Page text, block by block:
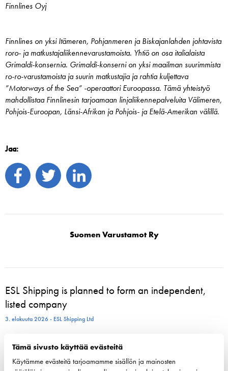
Tämä sivusto käyttää evästeitä
Käytämme evästeitä tarjoamamme sisällön ja mainosten
Finnlines Oyj
Finnlines on yksi Itämeren, Pohjanmeren ja Biskajanlahden johtavista
roro- ja matkustajaliikennevarustamoista. Yhtiö on osa italialaista
Grimaldi-konsernia. Grimaldi-konserni on yksi maailman suurimmista
ro-ro-varustamoista ja suurin matkustajia ja rahtia kuljettava
”Motorways of the Sea” -operaattori Euroopassa. Tämä yhteistyö
mahdollistaa Finnlinesin tarjoamaan linjaliikennepalveluita Välimeren,
Pohjois-Euroopan, Länsi-Afrikan ja Pohjois- ja Etelä-Amerikan välillä.
Jaa:
Suomen Varustamot Ry
ESL Shipping is planned to form an independent,
listed company
3. elokuuta 2026 - ESL Shipping Ltd
Tallinkin Victoria I siirtyy uudelle laituripaikalle
5.8.2026